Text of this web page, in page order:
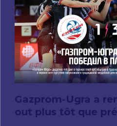
Gazprom-Ugra a
out plus tôt que